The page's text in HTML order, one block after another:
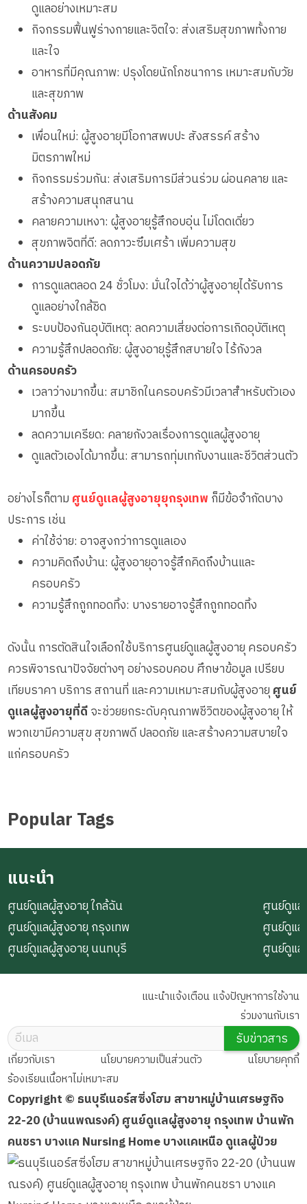
ดูแลอย่างเหมาะสม
กิจกรรมฟื้นฟูร่างกายและจิตใจ: ส่งเสริมสุขภาพทั้งกาย
และใจ
อาหารที่มีคุณภาพ: ปรุงโดยนักโภชนาการ เหมาะสมกับวัย
และสุขภาพ
ด้านสังคม
เพื่อนใหม่: ผู้สูงอายุมีโอกาสพบปะ สังสรรค์ สร้าง
มิตรภาพใหม่
กิจกรรมร่วมกัน: ส่งเสริมการมีส่วนร่วม ผ่อนคลาย และ
สร้างความสนุกสนาน
คลายความเหงา: ผู้สูงอายุรู้สึกอบอุ่น ไม่โดดเดี่ยว
สุขภาพจิตที่ดี: ลดภาวะซึมเศร้า เพิ่มความสุข
ด้านความปลอดภัย
การดูแลตลอด 24 ชั่วโมง: มั่นใจได้ว่าผู้สูงอายุได้รับการ
ดูแลอย่างใกล้ชิด
ระบบป้องกันอุบัติเหตุ: ลดความเสี่ยงต่อการเกิดอุบัติเหตุ
ความรู้สึกปลอดภัย: ผู้สูงอายุรู้สึกสบายใจ ไร้กังวล
ด้านครอบครัว
เวลาว่างมากขึ้น: สมาชิกในครอบครัวมีเวลาสำหรับตัวเอง
มากขึ้น
ลดความเครียด: คลายกังวลเรื่องการดูแลผู้สูงอายุ
ดูแลตัวเองได้มากขึ้น: สามารถทุ่มเทกับงานและชีวิตส่วนตัว
อย่างไรก็ตาม ศูนย์ดูแลผู้สูงอายุยุกรุงเทพ ก็มีข้อจำกัดบาง
ประการ เช่น
ค่าใช้จ่าย: อาจสูงกว่าการดูแลเอง
ความคิดถึงบ้าน: ผู้สูงอายุอาจรู้สึกคิดถึงบ้านและ
ครอบครัว
ความรู้สึกถูกทอดทิ้ง: บางรายอาจรู้สึกถูกทอดทิ้ง
ดังนั้น การตัดสินใจเลือกใช้บริการศูนย์ดูแลผู้สูงอายุ ครอบครัว
ควรพิจารณาปัจจัยต่างๆ อย่างรอบคอบ ศึกษาข้อมูล เปรียบ
เทียบราคา บริการ สถานที่ และความเหมาะสมกับผู้สูงอายุ ศูนย์
ดูแลผู้สูงอายุที่ดีจะช่วยยกระดับคุณภาพชีวิตของผู้สูงอายุ ให้
พวกเขามีความสุข สุขภาพดี ปลอดภัย และสร้างความสบายใจ
แก่ครอบครัว
Popular Tags
แนะนำ
ศูนย์ดูแลผู้สูงอายุ ใกล้ฉัน
ศูนย์ดูแลผู้สูงอายุ กรุงเทพ
ศูนย์ดูแลผู้สูงอายุ นนทบุรี
ศูนย์ดูแ
ศูนย์ดูแ
ศูนย์ดูแ
Copyright © ธนบุรีเนอร์สซิ่งโฮม สาขาหมู่บ้านเศรษฐกิจ
22-20 (บ้านนพณรงค์) ศูนย์ดูแลผู้สูงอายุ กรุงเทพ บ้านพัก
คนชรา บางแค Nursing Home บางแคเหนือ ดูแลผู้ป่วย
เกี่ยวกับเรา นโยบายความเป็นส่วนตัว
นโยบายคุกกี้
ร้องเรียนเนื้อหาไม่เหมาะสม
แนะนำแจ้งเตือน แจ้งปัญหาการใช้งาน
ร่วมงานกับเรา
รับข่าวสาร